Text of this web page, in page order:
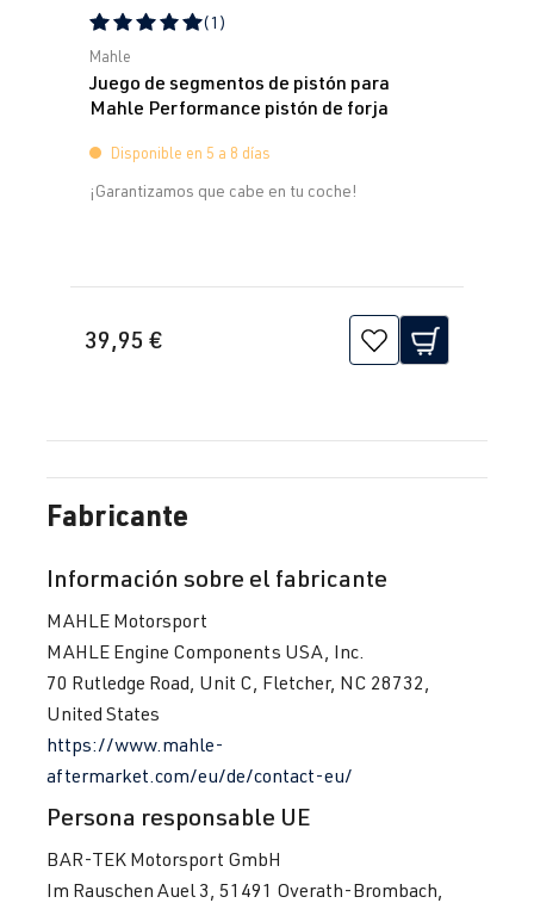
Calificación promedio de 5 de 5 estrellas
(1)
Mahle
Juego de segmentos de pistón para
Mahle Performance pistón de forja
Disponible en 5 a 8 días
¡Garantizamos que cabe en tu coche!
39,95 €
Fabricante
Información sobre el fabricante
MAHLE Motorsport
MAHLE Engine Components USA, Inc.
70 Rutledge Road, Unit C, Fletcher, NC 28732,
United States
https://www.mahle-
aftermarket.com/eu/de/contact-eu/
Persona responsable UE
BAR-TEK Motorsport GmbH
Im Rauschen Auel 3, 51491 Overath-Brombach,